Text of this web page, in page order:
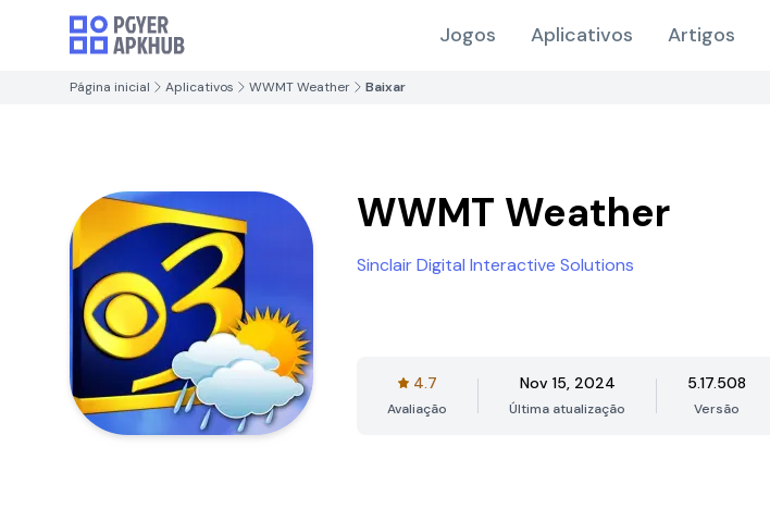
Jogos Aplicativos Artigos
Página inicial Aplicativos WWMT Weather Baixar
WWMT Weather
Sinclair Digital Interactive Solutions
4.7
Avaliação
Nov 15, 2024
Última atualização
5.17.508
Versão